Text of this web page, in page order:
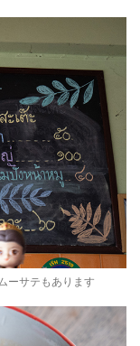
ーサテもあります